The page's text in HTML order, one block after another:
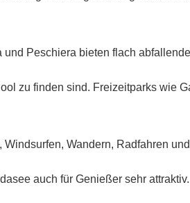
Peschiera bieten flach
zu finden sind. Freizeitparks wie
Wandern, Radfahren
auch für Genießer sehr attraktiv.